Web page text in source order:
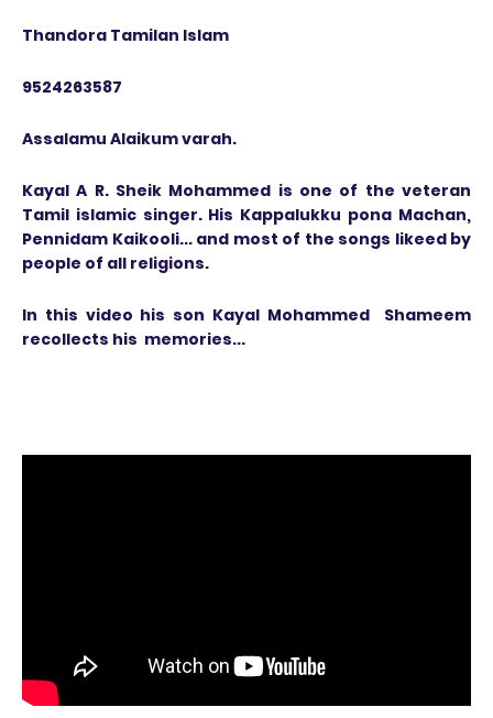
Thandora Tamilan Islam
9524263587
Assalamu Alaikum varah.
Kayal A R. Sheik Mohammed is one of the veteran
Tamil islamic singer. His Kappalukku pona Machan,
Pennidam Kaikooli... and most of the songs likeed by
people of all religions.
In this video his son Kayal Mohammed Shameem
recollects his memories...